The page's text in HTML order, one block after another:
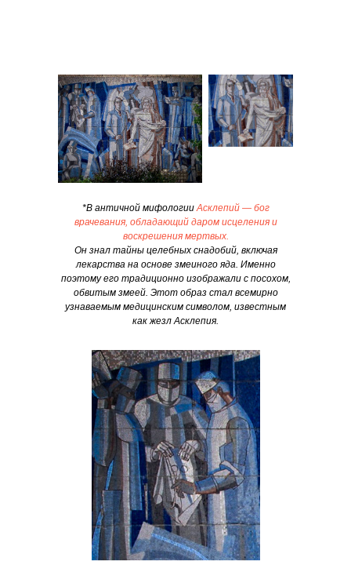
*В античной мифологииАсклепий — бог
врачевания, обладающий даром исцеления и
воскрешения мертвых.
Он знал тайны целебных снадобий, включая
лекарства на основе змеиного яда. Именно
поэтому его традиционно изображали с посохом,
обвитым змеей. Этот образ стал всемирно
узнаваемым медицинским символом, известным
как жезл Асклепия.